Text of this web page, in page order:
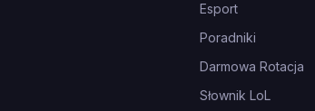
Esport
Poradniki
Darmowa Rotacja
Słownik LoL